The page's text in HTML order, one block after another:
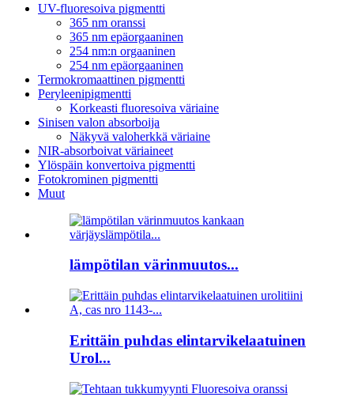
UV-fluoresoiva pigmentti
365 nm oranssi
365 nm epäorgaaninen
254 nm:n orgaaninen
254 nm epäorgaaninen
Termokromaattinen pigmentti
Peryleenipigmentti
Korkeasti fluoresoiva väriaine
Sinisen valon absorboija
Näkyvä valoherkkä väriaine
NIR-absorboivat väriaineet
Ylöspäin konvertoiva pigmentti
Fotokrominen pigmentti
Muut
lämpötilan värinmuutos...
Erittäin puhdas elintarvikelaatuinen
Urol...